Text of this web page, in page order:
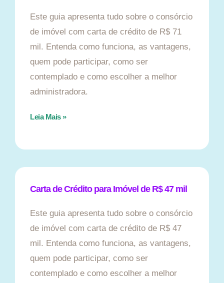
Este guia apresenta tudo sobre o consórcio
de imóvel com carta de crédito de R$ 71
mil. Entenda como funciona, as vantagens,
quem pode participar, como ser
contemplado e como escolher a melhor
administradora.
Leia Mais »
Carta de Crédito para Imóvel de R$ 47 mil
Este guia apresenta tudo sobre o consórcio
de imóvel com carta de crédito de R$ 47
mil. Entenda como funciona, as vantagens,
quem pode participar, como ser
contemplado e como escolher a melhor